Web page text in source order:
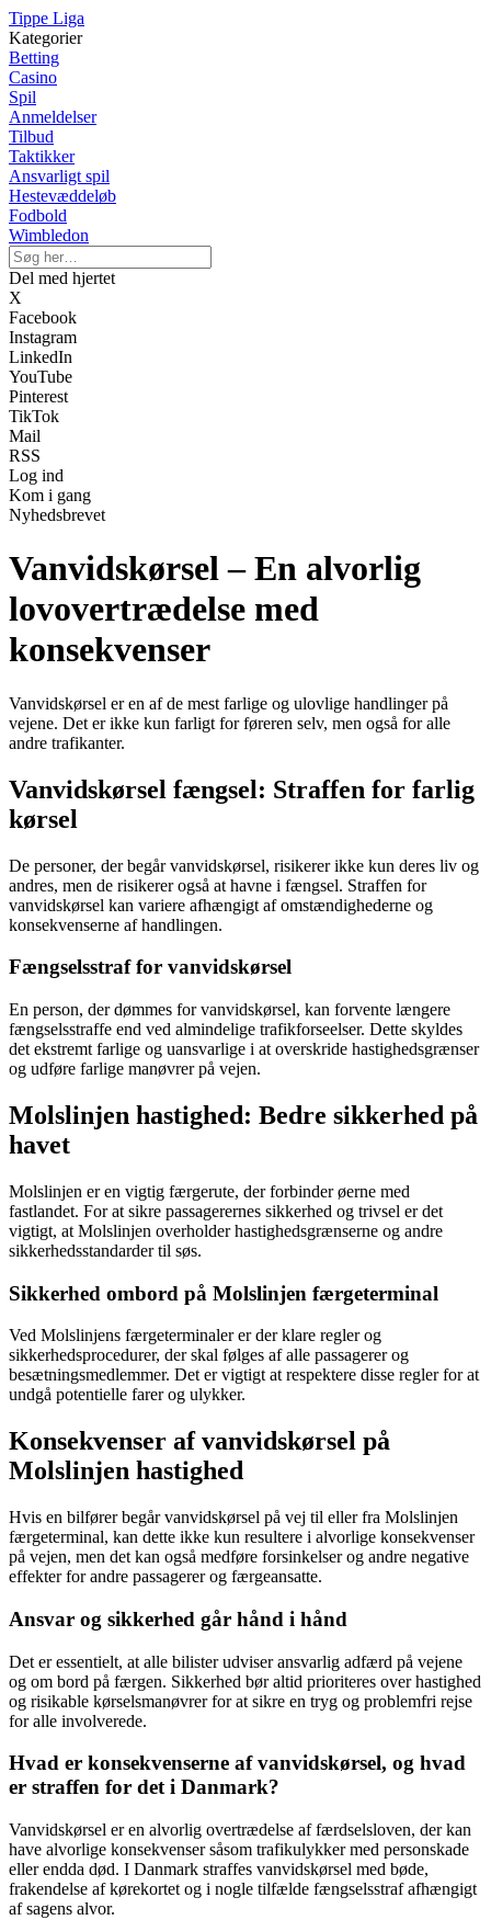
Tippe Liga
Kategorier
Betting
Casino
Spil
Anmeldelser
Tilbud
Taktikker
Ansvarligt spil
Hestevæddeløb
Fodbold
Wimbledon
Del med hjertet
X
Facebook
Instagram
LinkedIn
YouTube
Pinterest
TikTok
Mail
RSS
Log ind
Kom i gang
Nyhedsbrevet
Vanvidskørsel – En alvorlig
lovovertrædelse med
konsekvenser
Vanvidskørsel er en af de mest farlige og ulovlige handlinger på
vejene. Det er ikke kun farligt for føreren selv, men også for alle
andre trafikanter.
Vanvidskørsel fængsel: Straffen for farlig
kørsel
De personer, der begår vanvidskørsel, risikerer ikke kun deres liv og
andres, men de risikerer også at havne i fængsel. Straffen for
vanvidskørsel kan variere afhængigt af omstændighederne og
konsekvenserne af handlingen.
Fængselsstraf for vanvidskørsel
En person, der dømmes for vanvidskørsel, kan forvente længere
fængselsstraffe end ved almindelige trafikforseelser. Dette skyldes
det ekstremt farlige og uansvarlige i at overskride hastighedsgrænser
og udføre farlige manøvrer på vejen.
Molslinjen hastighed: Bedre sikkerhed på
havet
Molslinjen er en vigtig færgerute, der forbinder øerne med
fastlandet. For at sikre passagerernes sikkerhed og trivsel er det
vigtigt, at Molslinjen overholder hastighedsgrænserne og andre
sikkerhedsstandarder til søs.
Sikkerhed ombord på Molslinjen færgeterminal
Ved Molslinjens færgeterminaler er der klare regler og
sikkerhedsprocedurer, der skal følges af alle passagerer og
besætningsmedlemmer. Det er vigtigt at respektere disse regler for at
undgå potentielle farer og ulykker.
Konsekvenser af vanvidskørsel på
Molslinjen hastighed
Hvis en bilfører begår vanvidskørsel på vej til eller fra Molslinjen
færgeterminal, kan dette ikke kun resultere i alvorlige konsekvenser
på vejen, men det kan også medføre forsinkelser og andre negative
effekter for andre passagerer og færgeansatte.
Ansvar og sikkerhed går hånd i hånd
Det er essentielt, at alle bilister udviser ansvarlig adfærd på vejene
og om bord på færgen. Sikkerhed bør altid prioriteres over hastighed
og risikable kørselsmanøvrer for at sikre en tryg og problemfri rejse
for alle involverede.
Hvad er konsekvenserne af vanvidskørsel, og hvad
er straffen for det i Danmark?
Vanvidskørsel er en alvorlig overtrædelse af færdselsloven, der kan
have alvorlige konsekvenser såsom trafikulykker med personskade
eller endda død. I Danmark straffes vanvidskørsel med bøde,
frakendelse af kørekortet og i nogle tilfælde fængselsstraf afhængigt
af sagens alvor.